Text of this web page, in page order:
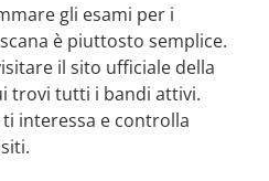
gli esami per i
è piuttosto semplice.
il sito ufficiale della
trovi tutti i bandi attivi.
interessa e controlla